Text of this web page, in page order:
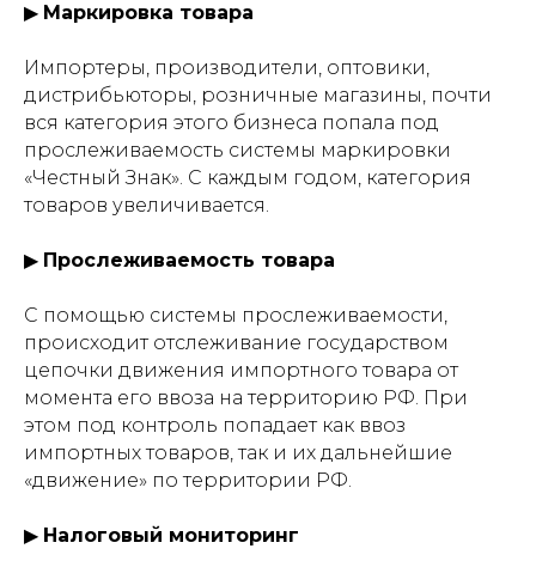
▶ Маркировка товара
Импортеры, производители, оптовики,
дистрибьюторы, розничные магазины, почти
вся категория этого бизнеса попала под
прослеживаемость системы маркировки
«Честный Знак». С каждым годом, категория
товаров увеличивается.
▶ Прослеживаемость товара
С помощью системы прослеживаемости,
происходит отслеживание государством
цепочки движения импортного товара от
момента его ввоза на территорию РФ. При
этом под контроль попадает как ввоз
импортных товаров, так и их дальнейшие
«движение» по территории РФ.
▶ Налоговый мониторинг